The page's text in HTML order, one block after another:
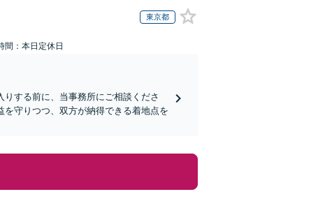
東京都
間：本日定休日
りする前に、当事務所にご相談くださ
守りつつ、双方が納得できる着地点を